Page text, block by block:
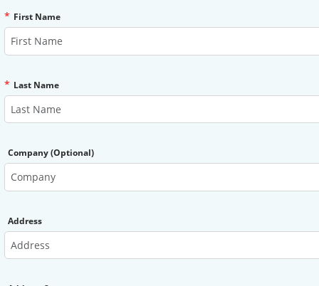
* First Name
* Last Name
Company (Optional)
Address